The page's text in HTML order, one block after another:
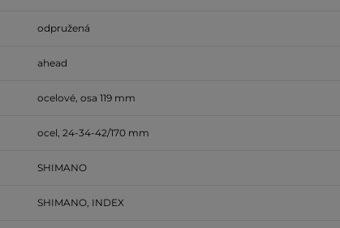
odpružená
ahead
ocelové, osa 119 mm
ocel, 24-34-42/170 mm
SHIMANO
SHIMANO, INDEX